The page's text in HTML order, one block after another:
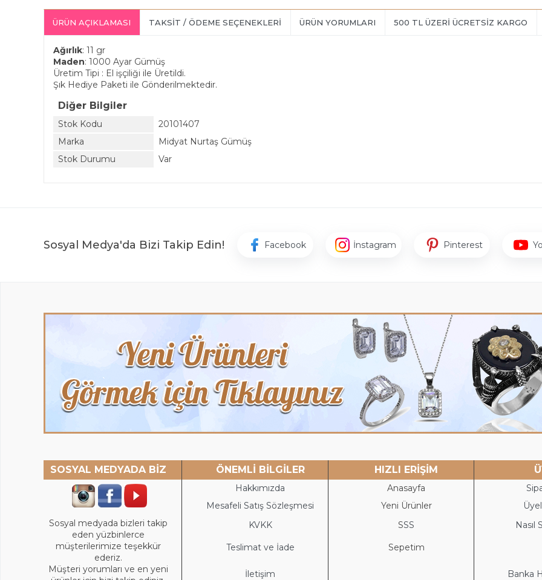
ÜRÜN AÇIKLAMASI TAKSIT / ÖDEME SEÇENEKLERI ÜRÜN YORUMLARI 500 TL ÜZERİ ÜCRETSİZ KARGO
Ağırlık: 11 gr
Maden: 1000 Ayar Gümüş
Üretim Tipi : El işçiliği ile Üretildi.
Şık Hediye Paketi ile Gönderilmektedir.
Diğer Bilgiler
Stok Kodu
20101407
Marka
Midyat Nurtaş Gümüş
Stok Durumu
Var
Sosyal Medya'da Bizi Takip Edin! Facebook İnstagram Pinterest
SOSYAL MEDYADA BİZ ÖNEMLİ BİLGİLER HIZLI ERİŞİM
Hakkımızda Anasayfa
Mesafeli Satış Sözleşmesi Yeni Ürünler
Sosyal medyada bizleri takip
eden yüzbinlerce
müşterilerimize teşekkür
ederiz.
Müşteri yorumları ve en yeni
KVKK SSS Nasıl
Teslimat ve İade Sepetim
İletişim Banka